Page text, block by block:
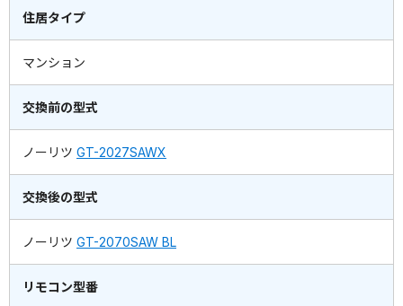
住居タイプ
マンション
交換前の型式
ノーリツ GT-2027SAWX
交換後の型式
ノーリツ GT-2070SAW BL
リモコン型番